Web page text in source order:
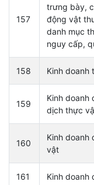
157
trưng bày,
động vật
danh mục
nguy cấp,
158 Kinh doanh
159
Kinh doanh
dịch thực
160
Kinh doanh
vật
161 Kinh doanh